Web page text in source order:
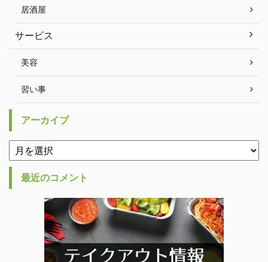
居酒屋
サービス
美容
習い事
アーカイブ
最近のコメント